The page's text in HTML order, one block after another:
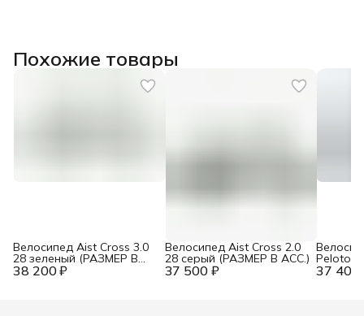
Похожие товары
38 200 ₽
Велосипед Aist Cross 3.0
28 зеленый (РАЗМЕР В
АСС.) 37 500 ₽
Велосипед Aist Cross 2.0
28 серый (РАЗМЕР В АСС.)
37 400
Peloton
тёмно-